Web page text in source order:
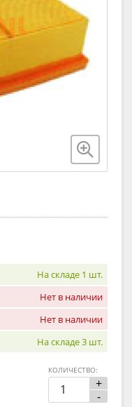
На складе 1 шт.
Нет в наличии
Нет в наличии
На складе 3 шт.
+
-
КОЛИЧЕСТВО: